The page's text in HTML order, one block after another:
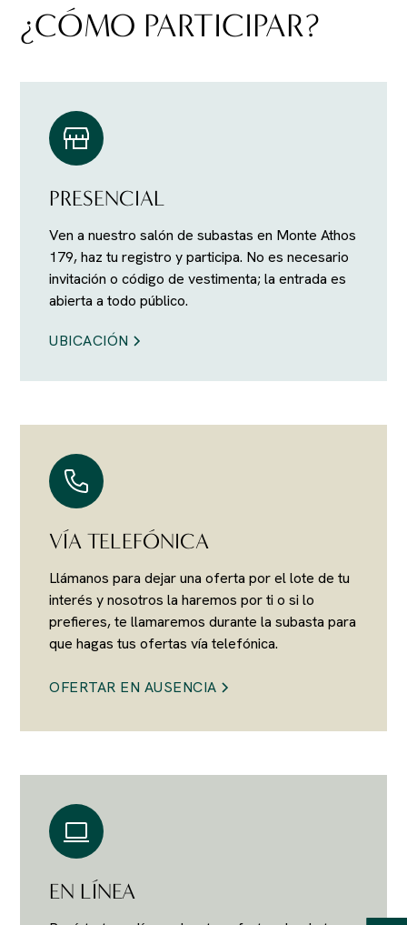
¿CÓMO PARTICIPAR?
PRESENCIAL
Ven a nuestro salón de subastas en Monte Athos
179, haz tu registro y participa. No es necesario
invitación o código de vestimenta; la entrada es
abierta a todo público.
UBICACIÓN
VÍA TELEFÓNICA
Llámanos para dejar una oferta por el lote de tu
interés y nosotros la haremos por ti o si lo
prefieres, te llamaremos durante la subasta para
que hagas tus ofertas vía telefónica.
OFERTAR EN AUSENCIA
EN LÍNEA